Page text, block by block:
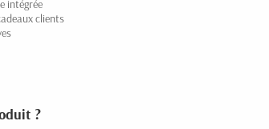
intégrée
clients
?